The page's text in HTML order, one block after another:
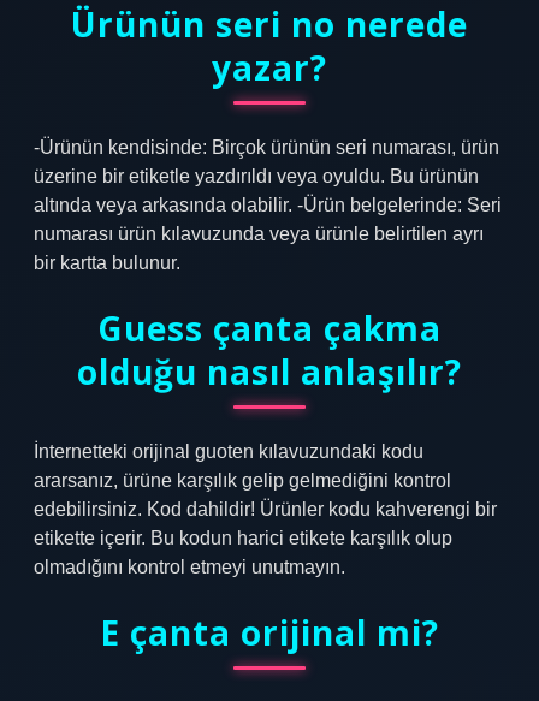
Ürünün seri no nerede
yazar?
-Ürünün kendisinde: Birçok ürünün seri numarası, ürün
üzerine bir etiketle yazdırıldı veya oyuldu. Bu ürünün
altında veya arkasında olabilir. -Ürün belgelerinde: Seri
numarası ürün kılavuzunda veya ürünle belirtilen ayrı
bir kartta bulunur.
Guess çanta çakma
olduğu nasıl anlaşılır?
İnternetteki orijinal guoten kılavuzundaki kodu
ararsanız, ürüne karşılık gelip gelmediğini kontrol
edebilirsiniz. Kod dahildir! Ürünler kodu kahverengi bir
etikette içerir. Bu kodun harici etikete karşılık olup
olmadığını kontrol etmeyi unutmayın.
E çanta orijinal mi?